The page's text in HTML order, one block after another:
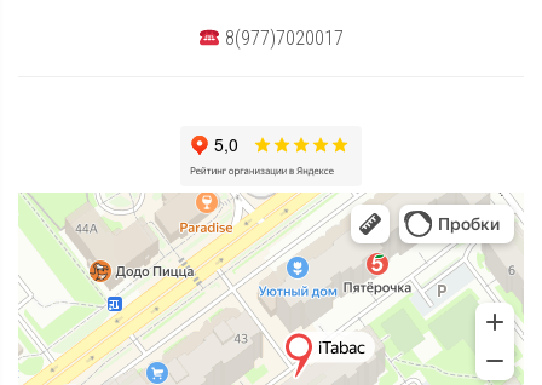
8(977)7020017